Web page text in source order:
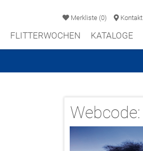
Merkliste (0) Kontakt
FLITTERWOCHEN KATALOGE
Webcode: